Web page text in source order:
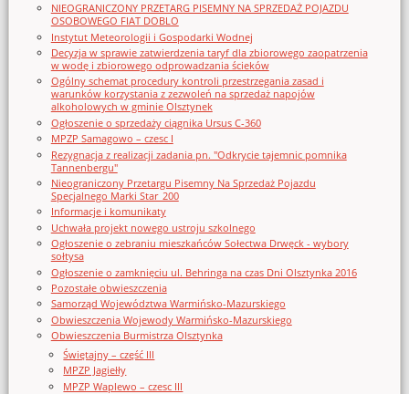
NIEOGRANICZONY PRZETARG PISEMNY NA SPRZEDAŻ POJAZDU
OSOBOWEGO FIAT DOBLO
Instytut Meteorologii i Gospodarki Wodnej
Decyzja w sprawie zatwierdzenia taryf dla zbiorowego zaopatrzenia
w wodę i zbiorowego odprowadzania ścieków
Ogólny schemat procedury kontroli przestrzegania zasad i
warunków korzystania z zezwoleń na sprzedaż napojów
alkoholowych w gminie Olsztynek
Ogłoszenie o sprzedaży ciągnika Ursus C-360
MPZP Samagowo – czesc I
Rezygnacja z realizacji zadania pn. "Odkrycie tajemnic pomnika
Tannenbergu"
Nieograniczony Przetargu Pisemny Na Sprzedaż Pojazdu
Specjalnego Marki Star_200
Informacje i komunikaty
Uchwała projekt nowego ustroju szkolnego
Ogłoszenie o zebraniu mieszkańców Sołectwa Drwęck - wybory
sołtysa
Ogłoszenie o zamknięciu ul. Behringa na czas Dni Olsztynka 2016
Pozostałe obwieszczenia
Samorząd Województwa Warmińsko-Mazurskiego
Obwieszczenia Wojewody Warmińsko-Mazurskiego
Obwieszczenia Burmistrza Olsztynka
Świętajny – część III
MPZP Jagiełły
MPZP Waplewo – czesc III